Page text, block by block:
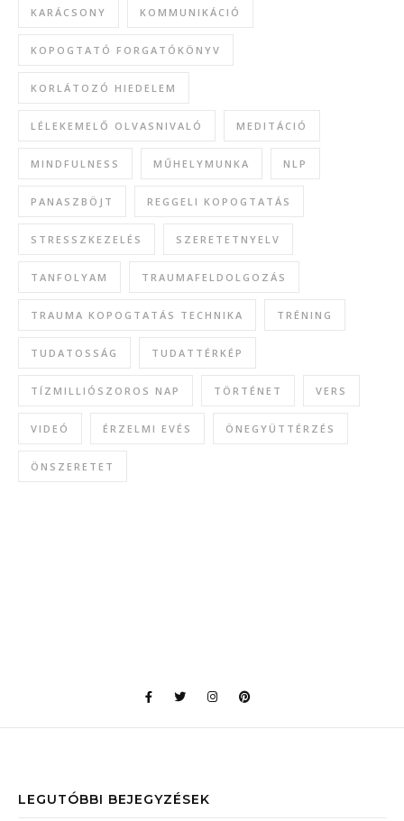
KARÁCSONY KOMMUNIKÁCIÓ
KOPOGTATÓ FORGATÓKÖNYV
KORLÁTOZÓ HIEDELEM
LÉLEKEMELŐ OLVASNIVALÓ MEDITÁCIÓ
MINDFULNESS MŰHELYMUNKA NLP
PANASZBÖJT REGGELI KOPOGTATÁS
STRESSZKEZELÉS SZERETETNYELV
TANFOLYAM TRAUMAFELDOLGOZÁS
TRAUMA KOPOGTATÁS TECHNIKA TRÉNING
TUDATOSSÁG TUDATTÉRKÉP
TÍZMILLIÓSZOROS NAP TÖRTÉNET VERS
VIDEÓ ÉRZELMI EVÉS ÖNEGYÜTTÉRZÉS
ÖNSZERETET
LEGUTÓBBI BEJEGYZÉSEK